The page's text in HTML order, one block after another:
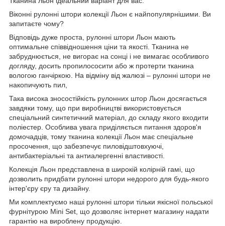
Віконні рулонні штори колекції Льон є найпопулярнішими. Ви
запитаєте чому?
Відповідь дуже проста, рулонні штори Льон мають
оптимальне співвідношення ціни та якості. Тканина не
забруднюється, не вигорає на сонці і не вимагає особливого
догляду, досить пропилососити або ж протерти тканина
вологою ганчіркою. На відміну від жалюзі – рулонні штори не
накопичують пил,
Така висока зносостійкість рулонних штор Льон досягається
завдяки тому, що при виробництві використовується
спеціальний синтетичний матеріал, до складу якого входити
поліестер. Особлива увага приділяється питання здоров'я
домочадців, тому тканина колекції Льон має спеціальне
просочення, що забезпечує пиловідштовхуючі,
антибактеріальні та антиалергенні властивості.
Колекція Льон представлена в широкій колірній гамі, що
дозволить придбати рулонні штори недорого для будь-якого
інтер'єру єру та дизайну.
Ми комплектуємо наші рулонні штори тільки якісної польської
фурнітурою Mini Set, що дозволяє інтернет магазину надати
гарантію на вироблену продукцію.